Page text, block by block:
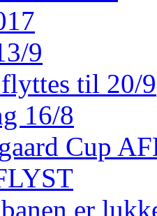
9
til 20/9
16/8
Cup
er